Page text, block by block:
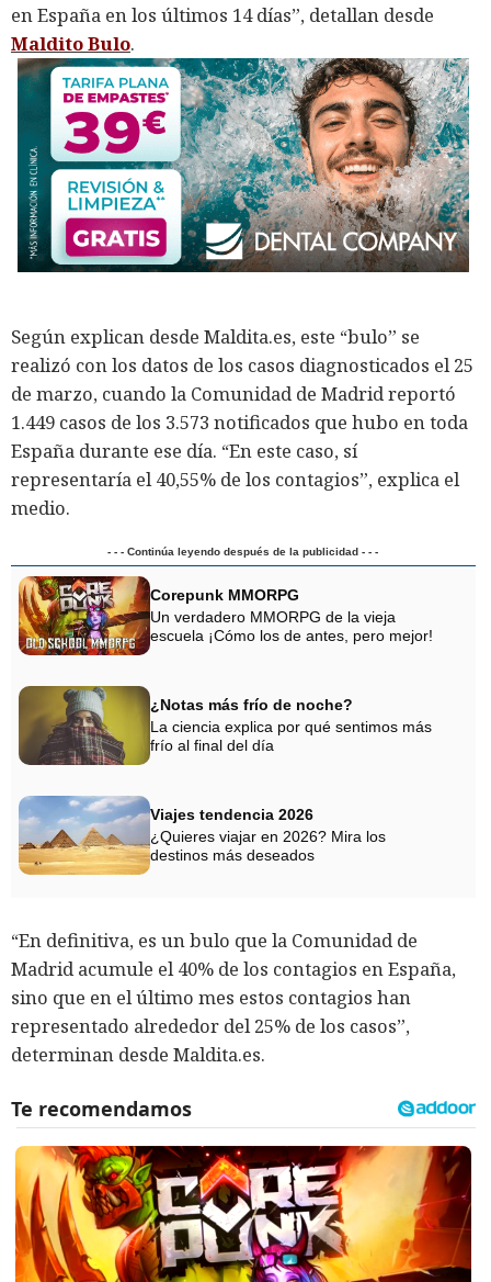
en España en los últimos 14 días”, detallan desde
Maldito Bulo.
Según explican desde Maldita.es, este “bulo” se
realizó con los datos de los casos diagnosticados el 25
de marzo, cuando la Comunidad de Madrid reportó
1.449 casos de los 3.573 notificados que hubo en toda
España durante ese día. “En este caso, sí
representaría el 40,55% de los contagios”, explica el
medio.
- - - Continúa leyendo después de la publicidad - - -
Corepunk MMORPG
Un verdadero MMORPG de la vieja
escuela ¡Cómo los de antes, pero mejor!
¿Notas más frío de noche?
La ciencia explica por qué sentimos más
frío al final del día
Viajes tendencia 2026
¿Quieres viajar en 2026? Mira los
destinos más deseados
“En definitiva, es un bulo que la Comunidad de
Madrid acumule el 40% de los contagios en España,
sino que en el último mes estos contagios han
representado alrededor del 25% de los casos”,
determinan desde Maldita.es.